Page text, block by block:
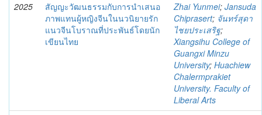
2025
สัญญะวัฒนธรรมกับการนำเสนอ
ภาพแทนผู้หญิงจีนในนวนิยายรัก
แนวจีนโบราณที่ประพันธ์โดยนัก
เขียนไทย
Zhai Yunmei; Jansuda
Chiprasert; จันทร์สุดา
ไชยประเสริฐ;
Xiangsihu College of
Guangxi Minzu
University; Huachiew
Chalermprakiet
University. Faculty of
Liberal Arts